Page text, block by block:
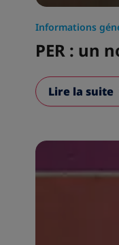
Informations
PER : un
Lire la suite